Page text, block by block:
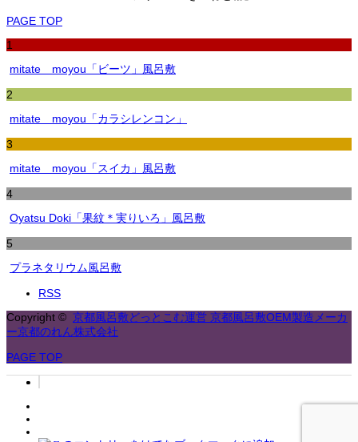
PAGE TOP
1
mitate moyou「ビーツ」風呂敷
2
mitate moyou「カラシレンコン」
3
mitate moyou「スイカ」風呂敷
4
Oyatsu Doki「果紋＊実りいろ」風呂敷
5
プラネタリウム風呂敷
RSS
Copyright © 京都風呂敷どっとこむ運営 京都風呂敷OEM製造メーカ
ー京都のれん株式会社
PAGE TOP